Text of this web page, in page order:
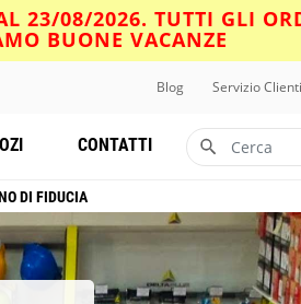
23/08/2026. TUTTI GLI
BUONE VACANZE
Blog Servizio Clienti
CONTATTI
DI FIDUCIA